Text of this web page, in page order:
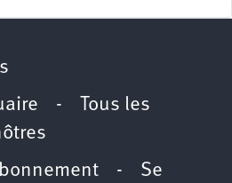
-
Tous les
- Se